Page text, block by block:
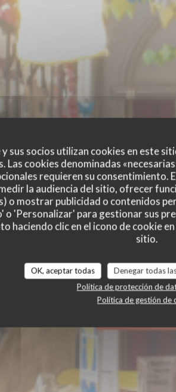
sus socios utilizan cookies en este
Las cookies denominadas
requieren su consentimiento.
la audiencia del sitio, ofrecer
o mostrar publicidad o contenidos
o 'Personalizar' para gestionar sus
haciendo clic en el icono de cookie
sitio.
OK, aceptar todas Denegar todas
Política de protección de
Política de gestión de
BRASSERIE -